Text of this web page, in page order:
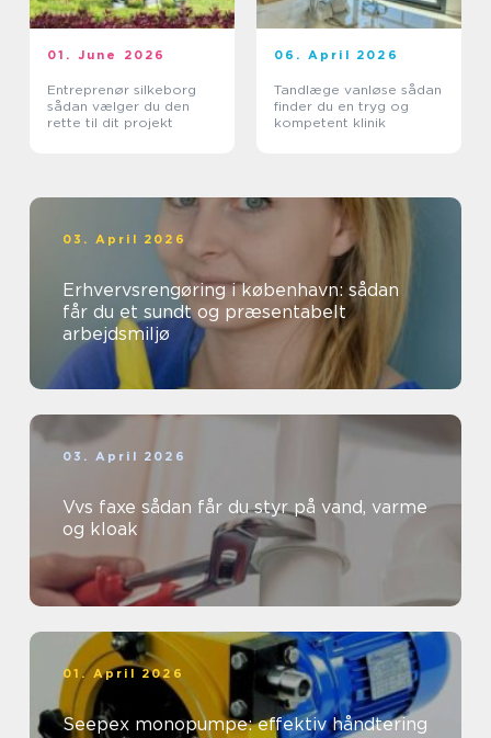
01. June 2026
Entreprenør silkeborg
sådan vælger du den
rette til dit projekt
06. April 2026
Tandlæge vanløse sådan
finder du en tryg og
kompetent klinik
03. April 2026
Erhvervsrengøring i københavn: sådan
får du et sundt og præsentabelt
arbejdsmiljø
03. April 2026
Vvs faxe sådan får du styr på vand, varme
og kloak
01. April 2026
Seepex monopumpe: effektiv håndtering